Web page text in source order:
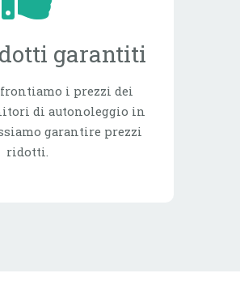
garantiti
i prezzi dei
di autonoleggio in
garantire prezzi
ridotti.